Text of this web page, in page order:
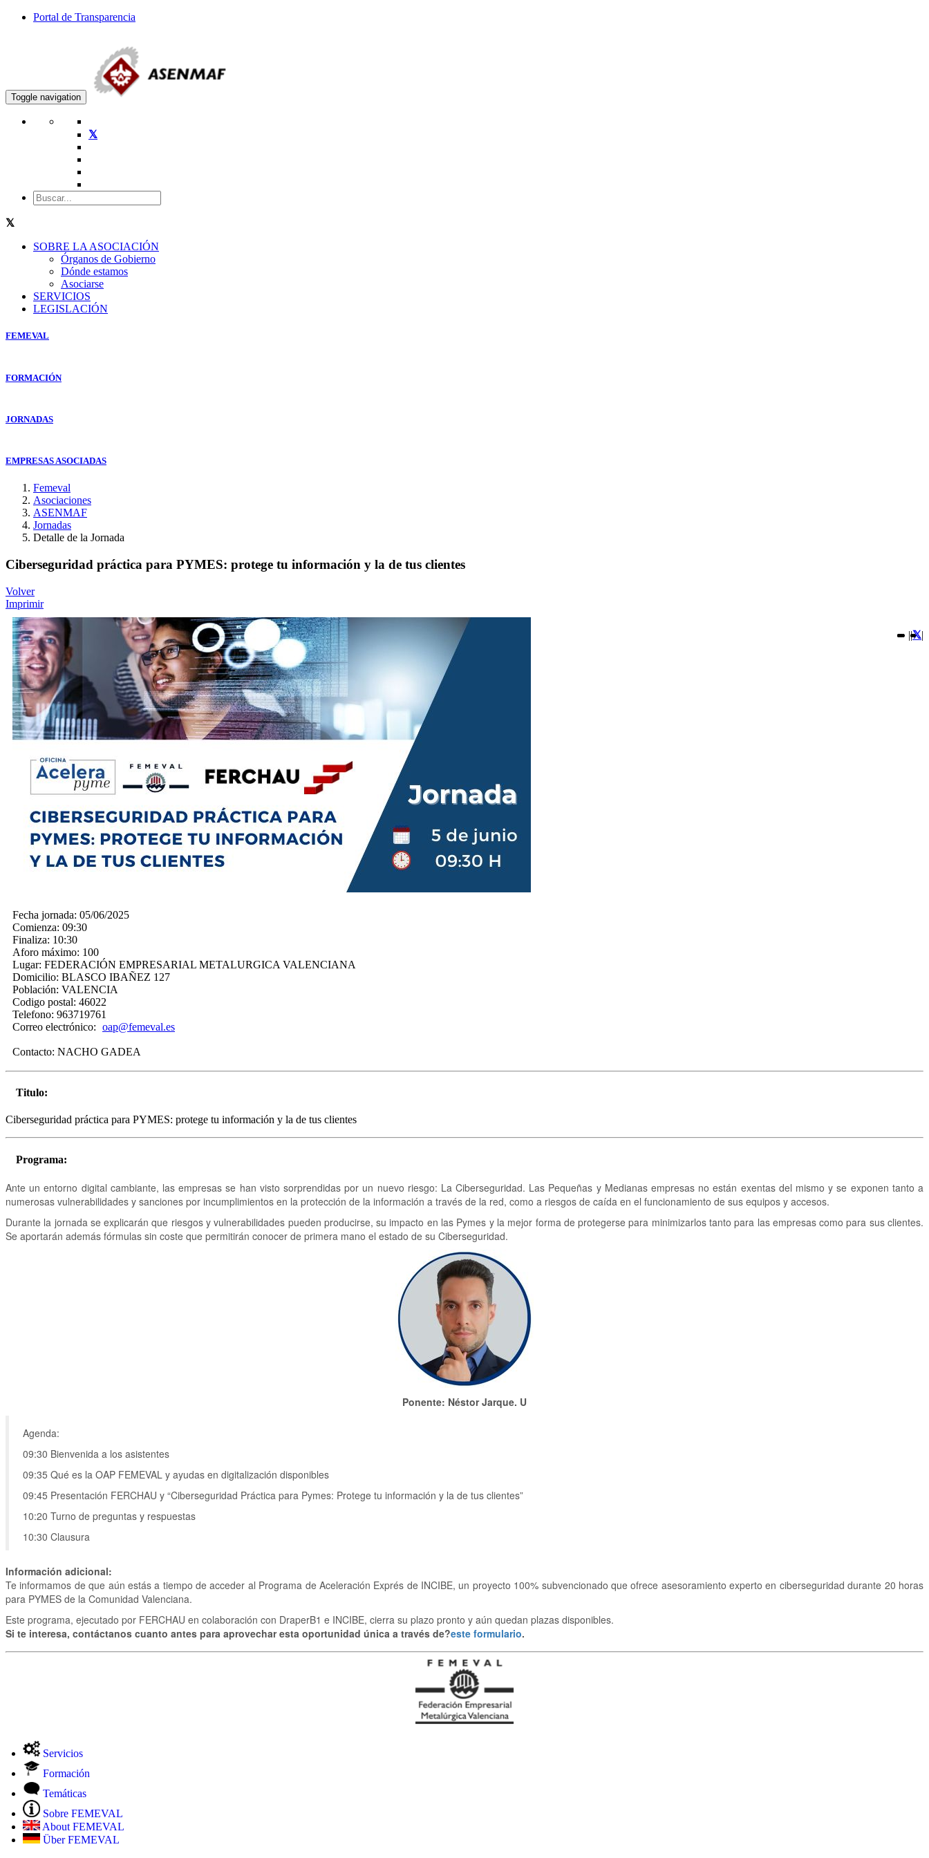
Portal de Transparencia
Toggle navigation
SOBRE LA ASOCIACIÓN
Órganos de Gobierno
Dónde estamos
Asociarse
SERVICIOS
LEGISLACIÓN
FEMEVAL
FORMACIÓN
JORNADAS
EMPRESAS ASOCIADAS
Femeval
Asociaciones
ASENMAF
Jornadas
Detalle de la Jornada
Ciberseguridad práctica para PYMES: protege tu información y la de tus clientes
Volver
Imprimir
|| |
Fecha jornada: 05/06/2025
Comienza: 09:30
Finaliza: 10:30
Aforo máximo: 100
Lugar: FEDERACIÓN EMPRESARIAL METALURGICA VALENCIANA
Domicilio: BLASCO IBAÑEZ 127
Población: VALENCIA
Codigo postal: 46022
Telefono: 963719761
Correo electrónico: oap@femeval.es
Contacto: NACHO GADEA
Titulo:
Ciberseguridad práctica para PYMES: protege tu información y la de tus clientes
Programa:
Ante un entorno digital cambiante, las empresas se han visto sorprendidas por un nuevo riesgo: La Ciberseguridad. Las Pequeñas y Medianas empresas no están exentas del mismo y se exponen tanto a
numerosas vulnerabilidades y sanciones por incumplimientos en la protección de la información a través de la red, como a riesgos de caída en el funcionamiento de sus equipos y accesos.
Durante la jornada se explicarán que riesgos y vulnerabilidades pueden producirse, su impacto en las Pymes y la mejor forma de protegerse para minimizarlos tanto para las empresas como para sus clientes.
Se aportarán además fórmulas sin coste que permitirán conocer de primera mano el estado de su Ciberseguridad.
Ponente: Néstor Jarque. U
Agenda:
09:30 Bienvenida a los asistentes
09:35 Qué es la OAP FEMEVAL y ayudas en digitalización disponibles
09:45 Presentación FERCHAU y “Ciberseguridad Práctica para Pymes: Protege tu información y la de tus clientes”
10:20 Turno de preguntas y respuestas
10:30 Clausura
Información adicional:
Te informamos de que aún estás a tiempo de acceder al Programa de Aceleración Exprés de INCIBE, un proyecto 100% subvencionado que ofrece asesoramiento experto en ciberseguridad durante 20 horas
para PYMES de la Comunidad Valenciana.
Este programa, ejecutado por FERCHAU en colaboración con DraperB1 e INCIBE, cierra su plazo pronto y aún quedan plazas disponibles.
Si te interesa, contáctanos cuanto antes para aprovechar esta oportunidad única a través de?este formulario.
Servicios
Formación
Temáticas
Sobre FEMEVAL
About FEMEVAL
Über FEMEVAL